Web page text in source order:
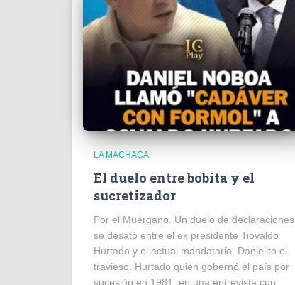
LA MACHACA
El duelo entre bobita y el
sucretizador
Por el Muérgano. Un duelo de declaraciones
se desató entre el ex presidente Tiovaldo
Hurtado y el actual mandatario, Danielito el
travieso. Hurtado quien gobernó el país por
sucesión en 1981, en una entrevista con